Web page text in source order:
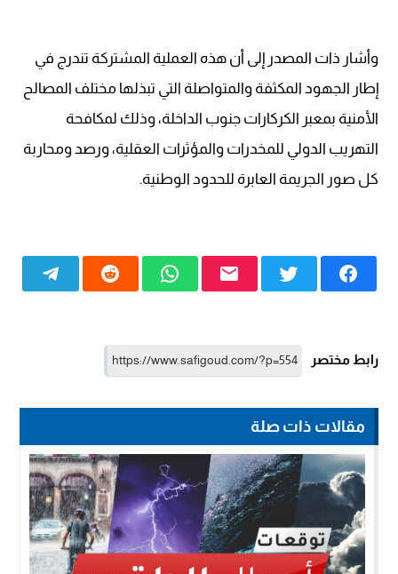
وأشار ذات المصدر إلى أن هذه العملية المشتركة تندرج في
إطار الجهود المكثفة والمتواصلة التي تبذلها مختلف المصالح
الأمنية بمعبر الكركارات جنوب الداخلة، وذلك لمكافحة
التهريب الدولي للمخدرات والمؤثرات العقلية، ورصد ومحاربة
كل صور الجريمة العابرة للحدود الوطنية.
رابط مختصر
مقالات ذات صلة